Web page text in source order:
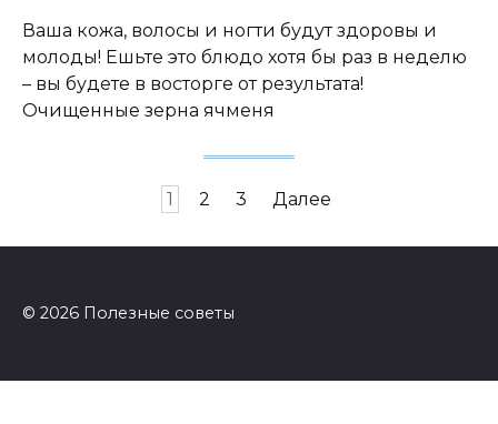
Ваша кожа, волосы и ногти будут здоровы и
молоды! Ешьте это блюдо хотя бы раз в неделю
– вы будете в восторге от результата!
Очищенные зерна ячменя
записям
1 2 3 Далее
© 2026 Полезные советы